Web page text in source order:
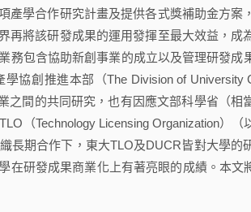
學合作研究計畫及提供各式獎補助金方案
再將該研發成果的運用發揮至最大效益，成
務包含協助新創事業的成立以及管理研發成
協創推進本部（The Division of University
之間的共同研究，也有因應文部科學省（相
（Technology Licensing Organization）（
長期合作下，東大TLO及DUCR皆對大學的
在研發成果商業化上有著亮眼的成績。本文